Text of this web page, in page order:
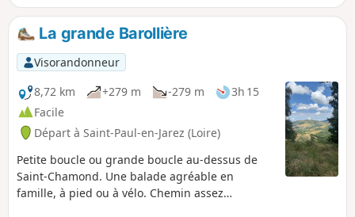
La grande Barollière
Visorandonneur
8,72 km
+279 m -279 m
3h 15
Facile
Départ à Saint-Paul-en-Jarez (Loire)
Petite boucle ou grande boucle au-dessus de
Saint-Chamond. Une balade agréable en
famille, à pied ou à vélo. Chemin assez